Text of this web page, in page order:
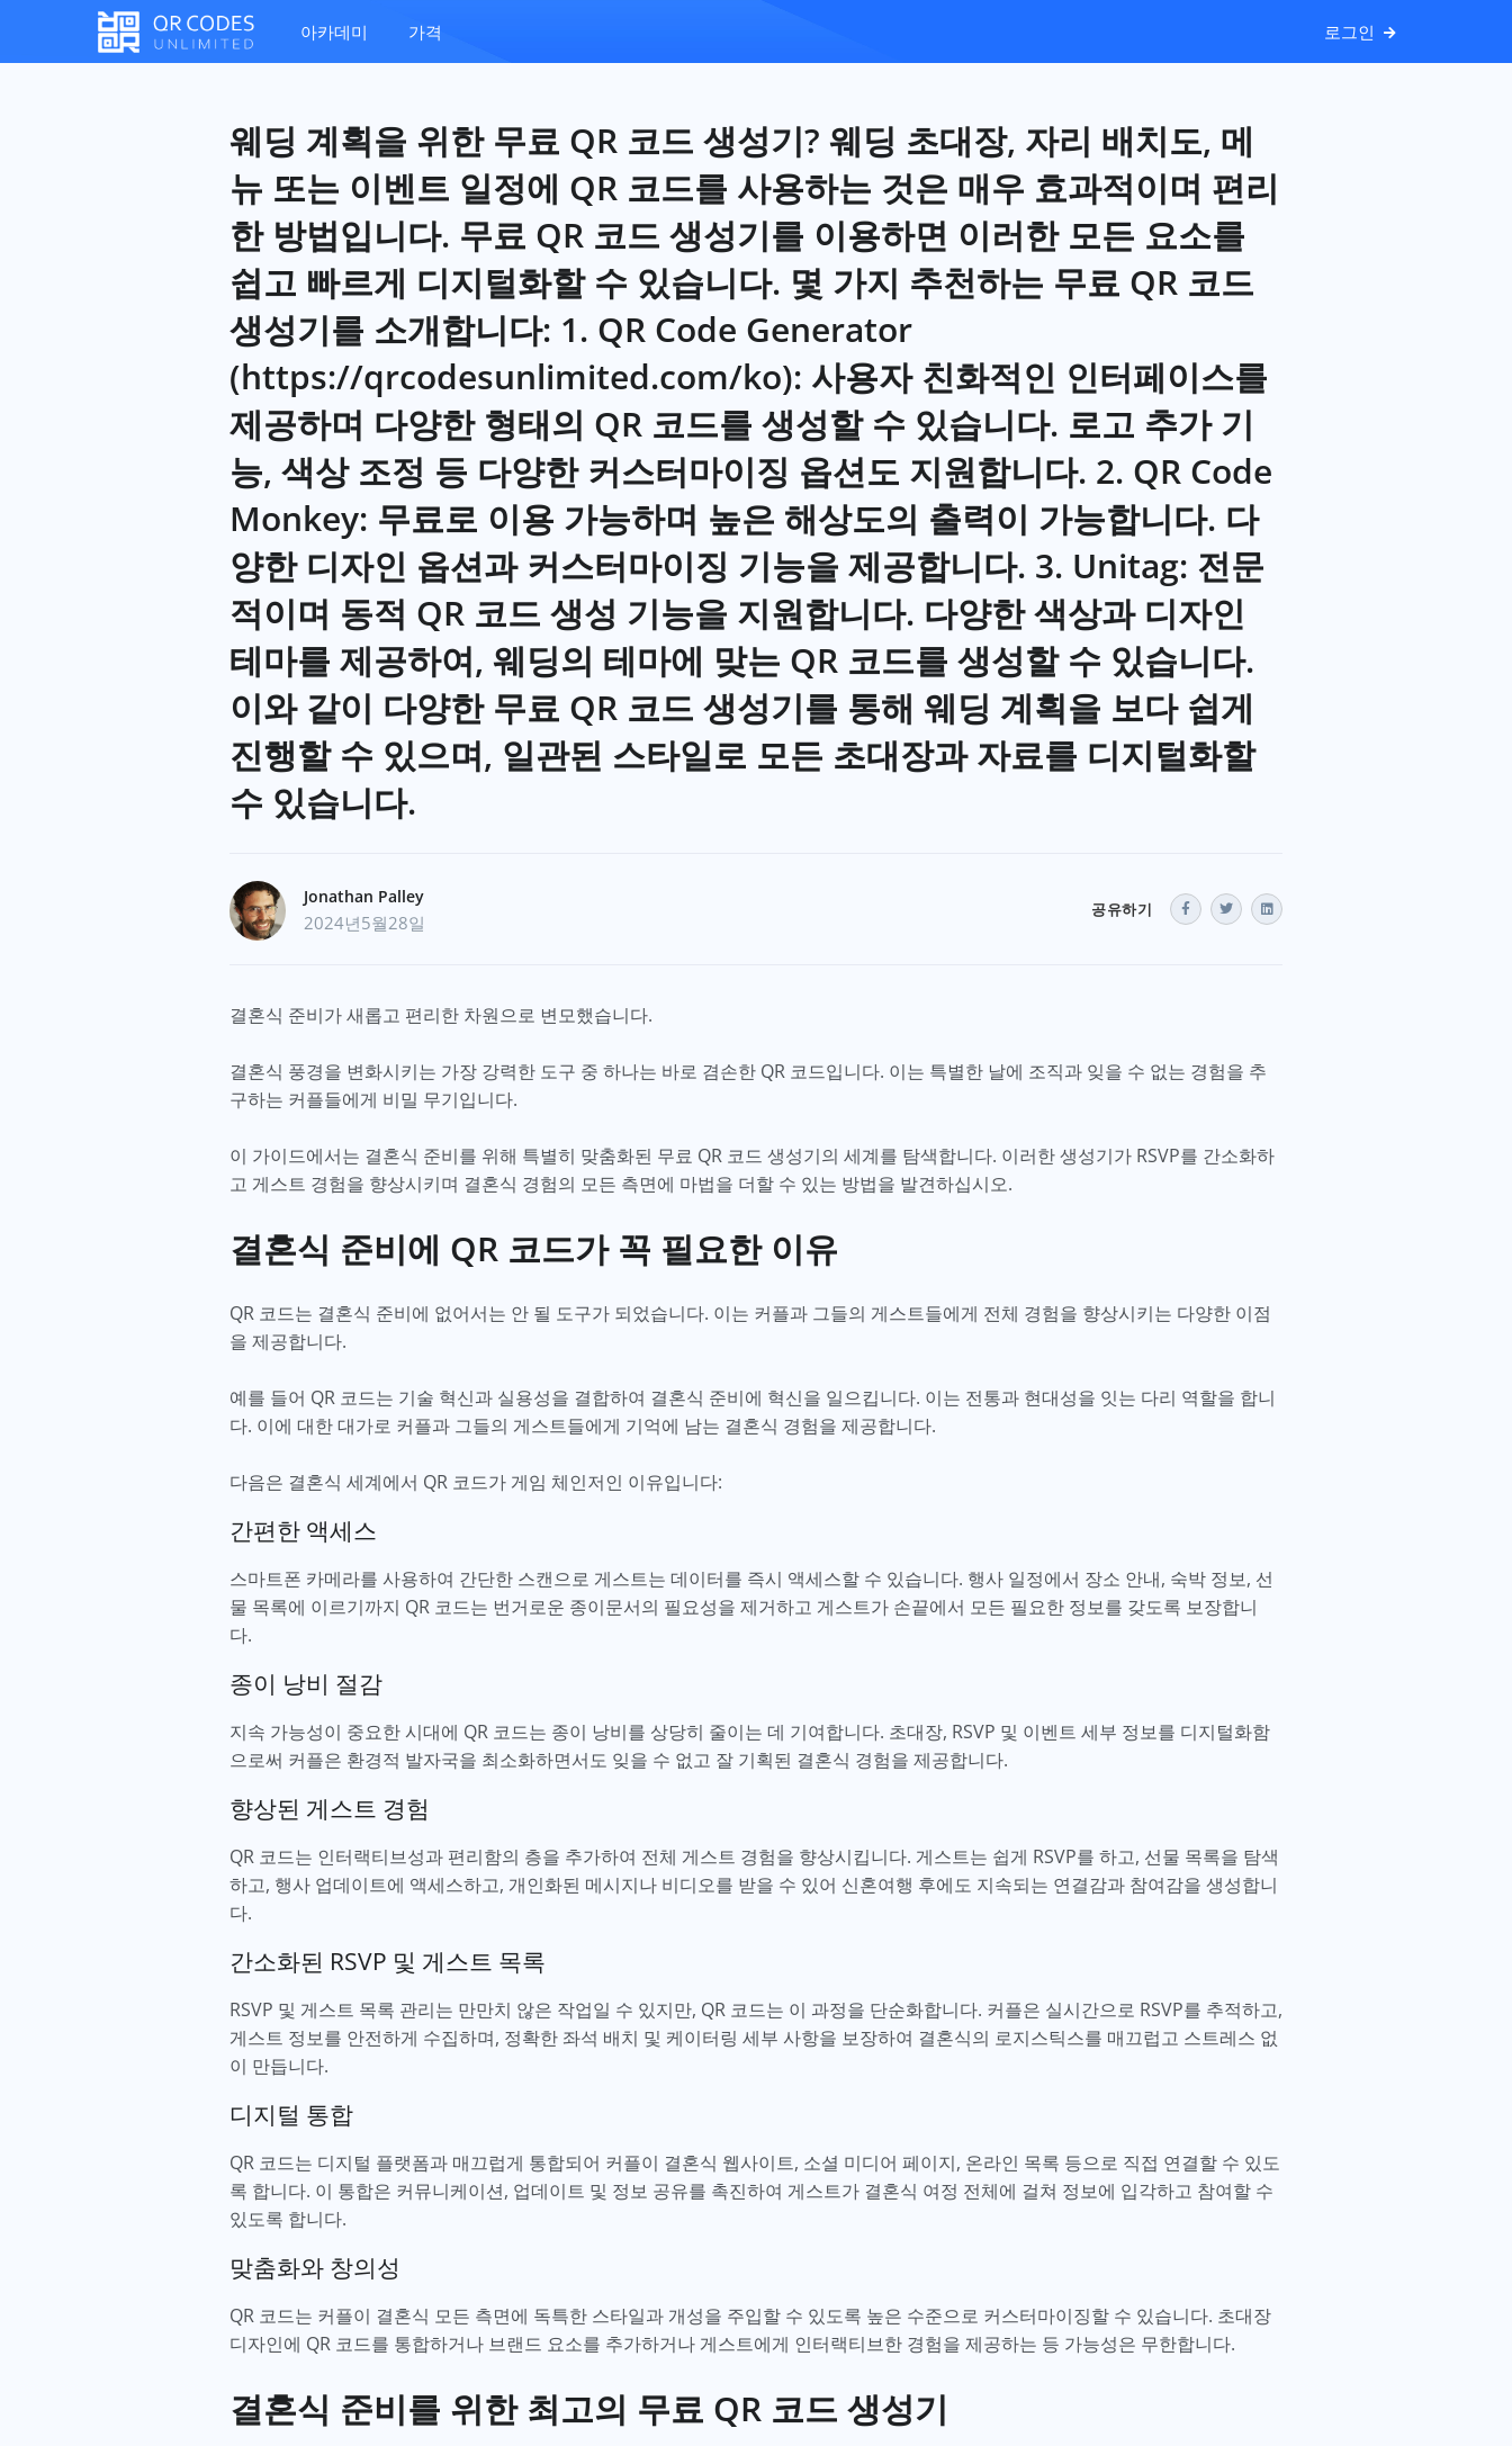
아카데미 가격 로그인
웨딩 계획을 위한 무료 QR 코드 생성기? 웨딩 초대장, 자리 배치도, 메
뉴 또는 이벤트 일정에 QR 코드를 사용하는 것은 매우 효과적이며 편리
한 방법입니다. 무료 QR 코드 생성기를 이용하면 이러한 모든 요소를
쉽고 빠르게 디지털화할 수 있습니다. 몇 가지 추천하는 무료 QR 코드
생성기를 소개합니다: 1. QR Code Generator
(https://qrcodesunlimited.com/ko): 사용자 친화적인 인터페이스를
제공하며 다양한 형태의 QR 코드를 생성할 수 있습니다. 로고 추가 기
능, 색상 조정 등 다양한 커스터마이징 옵션도 지원합니다. 2. QR Code
Monkey: 무료로 이용 가능하며 높은 해상도의 출력이 가능합니다. 다
양한 디자인 옵션과 커스터마이징 기능을 제공합니다. 3. Unitag: 전문
적이며 동적 QR 코드 생성 기능을 지원합니다. 다양한 색상과 디자인
테마를 제공하여, 웨딩의 테마에 맞는 QR 코드를 생성할 수 있습니다.
이와 같이 다양한 무료 QR 코드 생성기를 통해 웨딩 계획을 보다 쉽게
진행할 수 있으며, 일관된 스타일로 모든 초대장과 자료를 디지털화할
수 있습니다.
Jonathan Palley
2024년5월28일
공유하기
결혼식 준비가 새롭고 편리한 차원으로 변모했습니다.
결혼식 풍경을 변화시키는 가장 강력한 도구 중 하나는 바로 겸손한 QR 코드입니다. 이는 특별한 날에 조직과 잊을 수 없는 경험을 추
구하는 커플들에게 비밀 무기입니다.
이 가이드에서는 결혼식 준비를 위해 특별히 맞춤화된 무료 QR 코드 생성기의 세계를 탐색합니다. 이러한 생성기가 RSVP를 간소화하
고 게스트 경험을 향상시키며 결혼식 경험의 모든 측면에 마법을 더할 수 있는 방법을 발견하십시오.
결혼식 준비에 QR 코드가 꼭 필요한 이유
QR 코드는 결혼식 준비에 없어서는 안 될 도구가 되었습니다. 이는 커플과 그들의 게스트들에게 전체 경험을 향상시키는 다양한 이점
을 제공합니다.
예를 들어 QR 코드는 기술 혁신과 실용성을 결합하여 결혼식 준비에 혁신을 일으킵니다. 이는 전통과 현대성을 잇는 다리 역할을 합니
다. 이에 대한 대가로 커플과 그들의 게스트들에게 기억에 남는 결혼식 경험을 제공합니다.
다음은 결혼식 세계에서 QR 코드가 게임 체인저인 이유입니다:
간편한 액세스
스마트폰 카메라를 사용하여 간단한 스캔으로 게스트는 데이터를 즉시 액세스할 수 있습니다. 행사 일정에서 장소 안내, 숙박 정보, 선
물 목록에 이르기까지 QR 코드는 번거로운 종이문서의 필요성을 제거하고 게스트가 손끝에서 모든 필요한 정보를 갖도록 보장합니
다.
종이 낭비 절감
지속 가능성이 중요한 시대에 QR 코드는 종이 낭비를 상당히 줄이는 데 기여합니다. 초대장, RSVP 및 이벤트 세부 정보를 디지털화함
으로써 커플은 환경적 발자국을 최소화하면서도 잊을 수 없고 잘 기획된 결혼식 경험을 제공합니다.
향상된 게스트 경험
QR 코드는 인터랙티브성과 편리함의 층을 추가하여 전체 게스트 경험을 향상시킵니다. 게스트는 쉽게 RSVP를 하고, 선물 목록을 탐색
하고, 행사 업데이트에 액세스하고, 개인화된 메시지나 비디오를 받을 수 있어 신혼여행 후에도 지속되는 연결감과 참여감을 생성합니
다.
간소화된 RSVP 및 게스트 목록
RSVP 및 게스트 목록 관리는 만만치 않은 작업일 수 있지만, QR 코드는 이 과정을 단순화합니다. 커플은 실시간으로 RSVP를 추적하고,
게스트 정보를 안전하게 수집하며, 정확한 좌석 배치 및 케이터링 세부 사항을 보장하여 결혼식의 로지스틱스를 매끄럽고 스트레스 없
이 만듭니다.
디지털 통합
QR 코드는 디지털 플랫폼과 매끄럽게 통합되어 커플이 결혼식 웹사이트, 소셜 미디어 페이지, 온라인 목록 등으로 직접 연결할 수 있도
록 합니다. 이 통합은 커뮤니케이션, 업데이트 및 정보 공유를 촉진하여 게스트가 결혼식 여정 전체에 걸쳐 정보에 입각하고 참여할 수
있도록 합니다.
맞춤화와 창의성
QR 코드는 커플이 결혼식 모든 측면에 독특한 스타일과 개성을 주입할 수 있도록 높은 수준으로 커스터마이징할 수 있습니다. 초대장
디자인에 QR 코드를 통합하거나 브랜드 요소를 추가하거나 게스트에게 인터랙티브한 경험을 제공하는 등 가능성은 무한합니다.
결혼식 준비를 위한 최고의 무료 QR 코드 생성기